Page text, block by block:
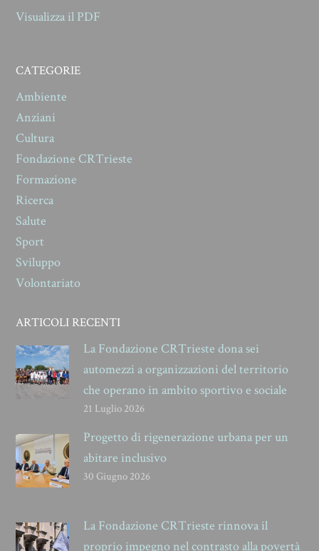
Visualizza il PDF
CATEGORIE
Ambiente
Anziani
Cultura
Fondazione CRTrieste
Formazione
Ricerca
Salute
Sport
Sviluppo
Volontariato
ARTICOLI RECENTI
La Fondazione CRTrieste dona sei
automezzi a organizzazioni del territorio
che operano in ambito sportivo e sociale
21 Luglio 2026
Progetto di rigenerazione urbana per un
abitare inclusivo
30 Giugno 2026
La Fondazione CRTrieste rinnova il
proprio impegno nel contrasto alla povertà